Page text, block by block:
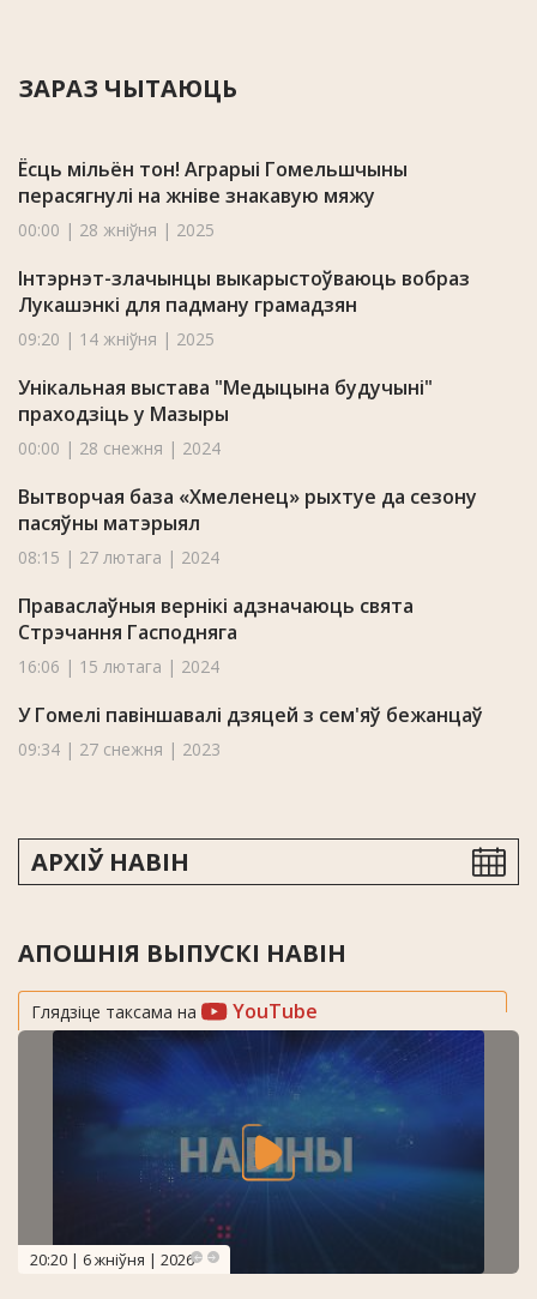
ЗАРАЗ ЧЫТАЮЦЬ
Ёсць мільён тон! Аграрыі Гомельшчыны
перасягнулі на жніве знакавую мяжу
00:00 | 28 жніўня | 2025
Інтэрнэт-злачынцы выкарыстоўваюць вобраз
Лукашэнкі для падману грамадзян
09:20 | 14 жніўня | 2025
Унікальная выстава "Медыцына будучыні"
праходзіць у Мазыры
00:00 | 28 снежня | 2024
Вытворчая база «Хмеленец» рыхтуе да сезону
пасяўны матэрыял
08:15 | 27 лютага | 2024
Праваслаўныя вернікі адзначаюць свята
Стрэчання Гасподняга
16:06 | 15 лютага | 2024
У Гомелі павіншавалі дзяцей з сем'яў бежанцаў
09:34 | 27 снежня | 2023
АРХІЎ НАВІН
АПОШНІЯ ВЫПУСКІ НАВІН
Глядзіце таксама на YouTube
20:20 | 6 жніўня | 2026